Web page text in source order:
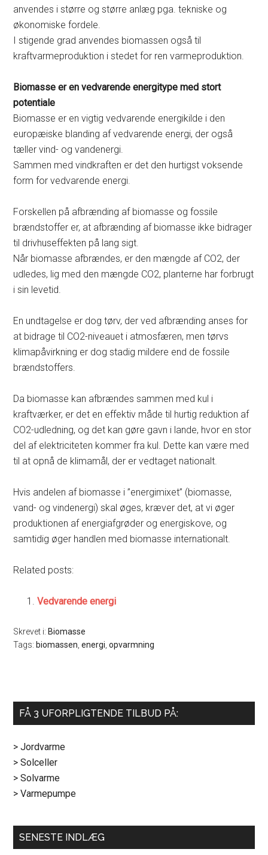
anvendes i større og større anlæg pga. tekniske og
økonomiske fordele.
I stigende grad anvendes biomassen også til
kraftvarmeproduktion i stedet for ren varmeproduktion.
Biomasse er en vedvarende energitype med stort
potentiale
Biomasse er en vigtig vedvarende energikilde i den
europæiske blanding af vedvarende energi, der også
tæller vind- og vandenergi.
Sammen med vindkraften er det den hurtigst voksende
form for vedvarende energi.
Forskellen på afbrænding af biomasse og fossile
brændstoffer er, at afbrænding af biomasse ikke bidrager
til drivhuseffekten på lang sigt.
Når biomasse afbrændes, er den mængde af CO2, der
udledes, lig med den mængde CO2, planterne har forbrugt
i sin levetid.
En undtagelse er dog tørv, der ved afbrænding anses for
at bidrage til CO2-niveauet i atmosfæren, men tørvs
klimapåvirkning er dog stadig mildere end de fossile
brændstoffers.
Da biomasse kan afbrændes sammen med kul i
kraftværker, er det en effektiv måde til hurtig reduktion af
CO2-udledning, og det kan gøre gavn i lande, hvor en stor
del af elektriciteten kommer fra kul. Dette kan være med
til at opnå de klimamål, der er vedtaget nationalt.
Hvis andelen af biomasse i ”energimixet” (biomasse,
vand- og vindenergi) skal øges, kræver det, at vi øger
produktionen af energiafgrøder og energiskove, og
samtidig øger handlen med biomasse internationalt.
Related posts:
Vedvarende energi
Skrevet i: Biomasse
Tags: biomassen ,energi ,opvarmning
Primær
FÅ 3 UFORPLIGTENDE TILBUD PÅ:
> Jordvarme
> Solceller
> Solvarme
> Varmepumpe
SENESTE INDLÆG